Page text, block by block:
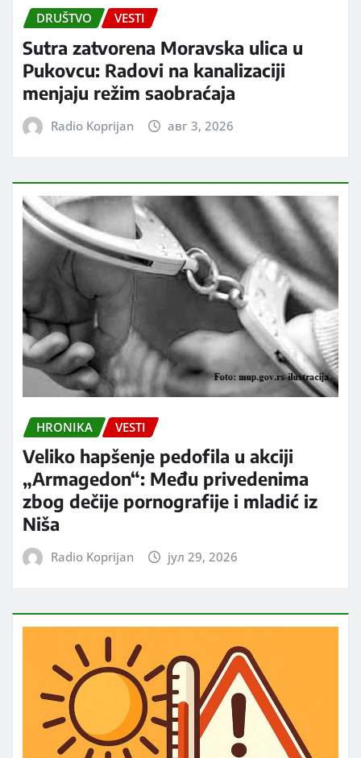
DRUŠTVO VESTI
Sutra zatvorena Moravska ulica u
Pukovcu: Radovi na kanalizaciji
menjaju režim saobraćaja
Radio Koprijan авг 3, 2026
HRONIKA VESTI
Veliko hapšenje pedofila u akciji
„Armagedon“: Među privedenima
zbog dečije pornografije i mladić iz
Niša
Radio Koprijan јул 29, 2026